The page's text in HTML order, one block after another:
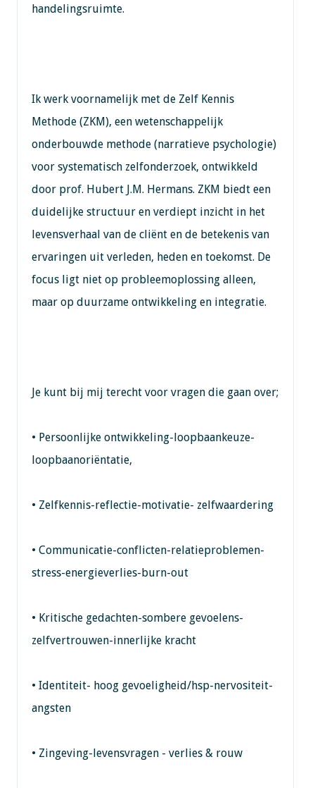
handelingsruimte.
Ik werk voornamelijk met de Zelf Kennis
Methode (ZKM), een wetenschappelijk
onderbouwde methode (narratieve psychologie)
voor systematisch zelfonderzoek, ontwikkeld
door prof. Hubert J.M. Hermans. ZKM biedt een
duidelijke structuur en verdiept inzicht in het
levensverhaal van de cliënt en de betekenis van
ervaringen uit verleden, heden en toekomst. De
focus ligt niet op probleemoplossing alleen,
maar op duurzame ontwikkeling en integratie.
Je kunt bij mij terecht voor vragen die gaan over;
• Persoonlijke ontwikkeling-loopbaankeuze-
loopbaanoriëntatie,
• Zelfkennis-reflectie-motivatie- zelfwaardering
• Communicatie-conflicten-relatieproblemen-
stress-energieverlies-burn-out
• Kritische gedachten-sombere gevoelens-
zelfvertrouwen-innerlijke kracht
• Identiteit- hoog gevoeligheid/hsp-nervositeit-
angsten
• Zingeving-levensvragen - verlies & rouw